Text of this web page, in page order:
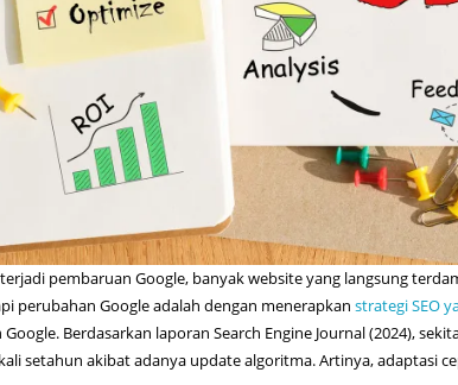
pembaruan Google, banyak website yang langsung
perubahan Google adalah dengan menerapkan strategi SEO
Berdasarkan laporan Search Engine Journal (2024),
setahun akibat adanya update algoritma. Artinya, adaptasi